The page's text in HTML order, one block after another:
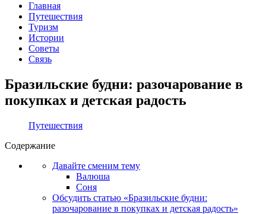
Главная
Путешествия
Туризм
Истории
Советы
Связь
Бразильские будни: разочарование в
покупках и детская радость
Путешествия
Содержание
Давайте сменим тему
Валюша
Соня
Обсудить статью «Бразильские будни:
разочарование в покупках и детская радость»